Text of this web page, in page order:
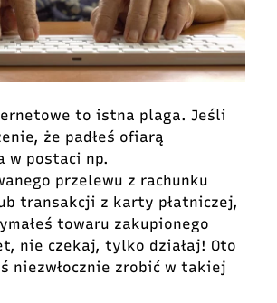
to istna plaga. Jeśli
że padłeś ofiarą
w postaci np.
przelewu z rachunku
transakcji z karty płatniczej,
towaru zakupionego
nie czekaj, tylko działaj! Oto
niezwłocznie zrobić w takiej